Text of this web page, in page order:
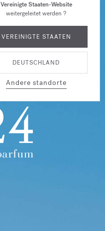
Vereinigte Staaten-Website
weitergeleitet werden ?
VEREINIGTE STAATEN
DEUTSCHLAND
Andere standorte